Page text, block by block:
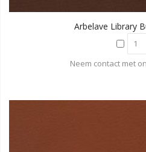
Arbelave Library
Neem contact met